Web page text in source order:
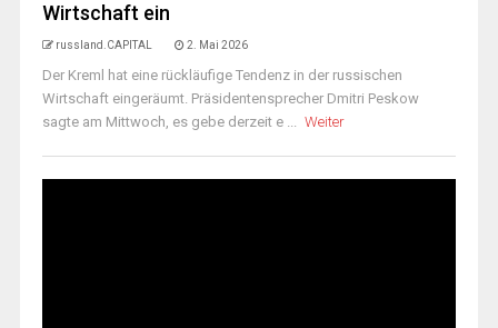
Wirtschaft ein
russland.CAPITAL 2. Mai 2026
Der Kreml hat eine rückläufige Tendenz in der russischen
Wirtschaft eingeräumt. Präsidentensprecher Dmitri Peskow
sagte am Mittwoch, es gebe derzeit e ... Weiter